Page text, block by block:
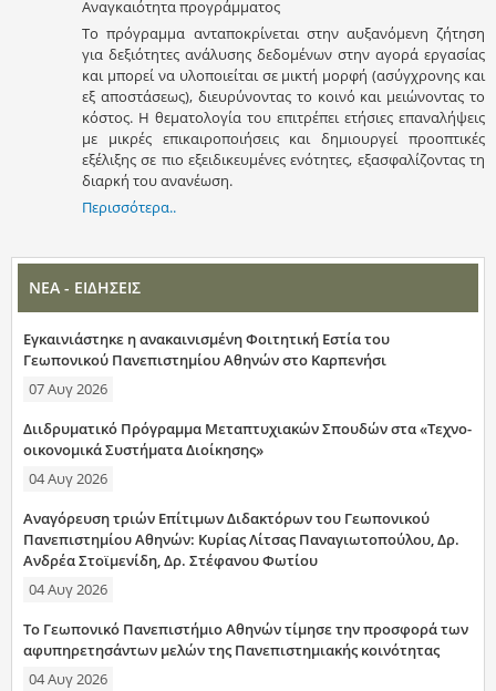
Αναγκαιότητα προγράμματος
Το πρόγραμμα ανταποκρίνεται στην αυξανόμενη ζήτηση
για δεξιότητες ανάλυσης δεδομένων στην αγορά εργασίας
και μπορεί να υλοποιείται σε μικτή μορφή (ασύγχρονης και
εξ αποστάσεως), διευρύνοντας το κοινό και μειώνοντας το
κόστος. Η θεματολογία του επιτρέπει ετήσιες επαναλήψεις
με μικρές επικαιροποιήσεις και δημιουργεί προοπτικές
εξέλιξης σε πιο εξειδικευμένες ενότητες, εξασφαλίζοντας τη
διαρκή του ανανέωση.
Περισσότερα..
ΝΕΑ - ΕΙΔΗΣΕΙΣ
Εγκαινιάστηκε η ανακαινισμένη Φοιτητική Εστία του
Γεωπονικού Πανεπιστημίου Αθηνών στο Καρπενήσι
07 Αυγ 2026
Διιδρυματικό Πρόγραμμα Μεταπτυχιακών Σπουδών στα «Τεχνο-
οικονομικά Συστήματα Διοίκησης»
04 Αυγ 2026
Αναγόρευση τριών Επίτιμων Διδακτόρων του Γεωπονικού
Πανεπιστημίου Αθηνών: Κυρίας Λίτσας Παναγιωτοπούλου, Δρ.
Ανδρέα Στοϊμενίδη, Δρ. Στέφανου Φωτίου
04 Αυγ 2026
Το Γεωπονικό Πανεπιστήμιο Αθηνών τίμησε την προσφορά των
αφυπηρετησάντων μελών της Πανεπιστημιακής κοινότητας
04 Αυγ 2026